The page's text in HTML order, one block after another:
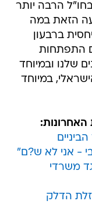
הרבה יותר
הזאת במה
ברבעון
התפתחות
שלנו ובמיוחד
במיוחד
- אני לא ש?ם"
משרדי
הדלק